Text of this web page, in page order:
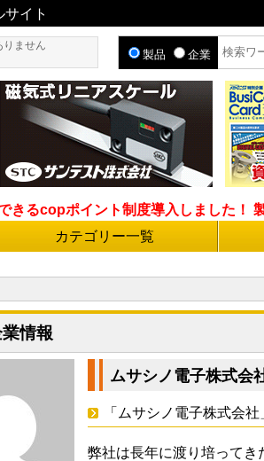
サイト
りません
製品 企業
きるcopポイント制度導入しました
カテゴリー一覧
情報
ムサシノ電子株式会
「ムサシノ電子株式会社
弊社は長年に渡り培ってき